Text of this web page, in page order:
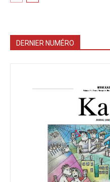
DERNIER NUMÉRO